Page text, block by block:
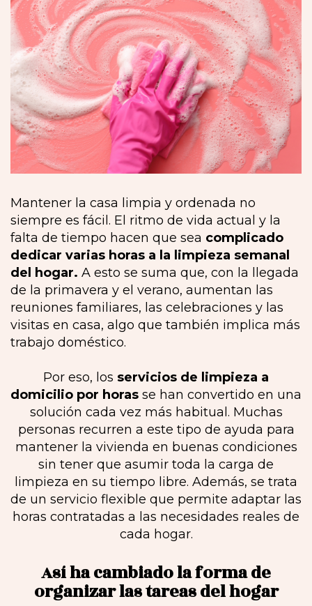
Mantener la casa limpia y ordenada no
siempre es fácil. El ritmo de vida actual y la
falta de tiempo hacen que sea complicado
dedicar varias horas a la limpieza semanal
del hogar. A esto se suma que, con la llegada
de la primavera y el verano, aumentan las
reuniones familiares, las celebraciones y las
visitas en casa, algo que también implica más
trabajo doméstico.
Por eso, los servicios de limpieza a
domicilio por horas se han convertido en una
solución cada vez más habitual. Muchas
personas recurren a este tipo de ayuda para
mantener la vivienda en buenas condiciones
sin tener que asumir toda la carga de
limpieza en su tiempo libre. Además, se trata
de un servicio flexible que permite adaptar las
horas contratadas a las necesidades reales de
cada hogar.
Así ha cambiado la forma de
organizar las tareas del hogar